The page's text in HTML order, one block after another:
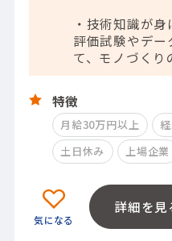
・技術知識が
評価試験やデ
て、モノづくり
特徴
月給30万円以上
土日休み
上場企業
詳細を見